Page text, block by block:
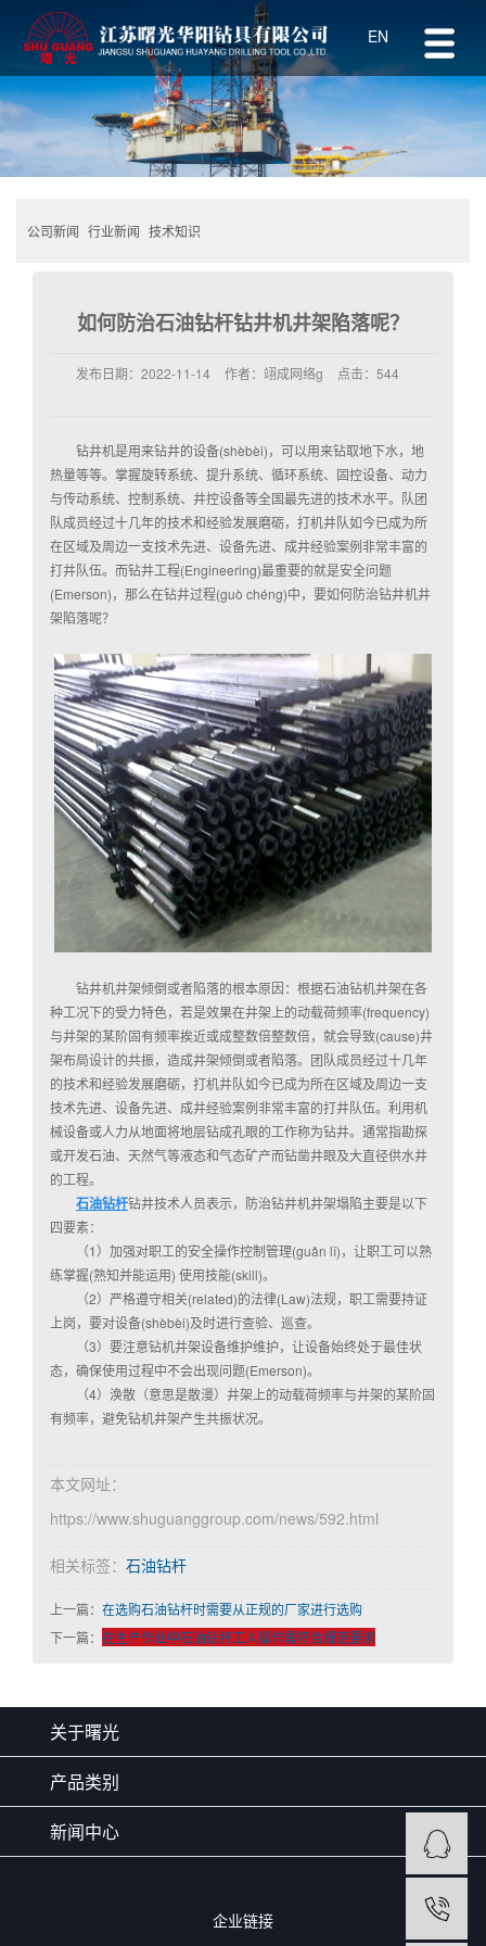
EN
公司新闻 行业新闻 技术知识
如何防治石油钻杆钻井机井架陷落呢？
发布日期： 2022-11-14 作者： 翊成网络g 点击： 544
钻井机是用来钻井的设备(shèbèi)，可以用来钻取地下水，地
热量等等。掌握旋转系统、提升系统、循环系统、固控设备、动力
与传动系统、控制系统、井控设备等全国最先进的技术水平。队团
队成员经过十几年的技术和经验发展磨砺，打机井队如今已成为所
在区域及周边一支技术先进、设备先进、成井经验案例非常丰富的
打井队伍。而钻井工程(Engineering)最重要的就是安全问题
(Emerson)，那么在钻井过程(guò chéng)中，要如何防治钻井机井
架陷落呢？
钻井机井架倾倒或者陷落的根本原因：根据石油钻机井架在各
种工况下的受力特色，若是效果在井架上的动载荷频率(frequency)
与井架的某阶固有频率挨近或成整数倍整数倍，就会导致(cause)井
架布局设计的共振，造成井架倾倒或者陷落。团队成员经过十几年
的技术和经验发展磨砺，打机井队如今已成为所在区域及周边一支
技术先进、设备先进、成井经验案例非常丰富的打井队伍。利用机
械设备或人力从地面将地层钻成孔眼的工作称为钻井。通常指勘探
或开发石油、天然气等液态和气态矿产而钻凿井眼及大直径供水井
的工程。
石油钻杆钻井技术人员表示，防治钻井机井架塌陷主要是以下
四要素：
（1）加强对职工的安全操作控制管理(guǎn lǐ)，让职工可以熟
练掌握(熟知并能运用) 使用技能(skill)。
（2）严格遵守相关(related)的法律(Law)法规，职工需要持证
上岗，要对设备(shèbèi)及时进行查验、巡查。
（3）要注意钻机井架设备维护维护，让设备始终处于最佳状
态，确保使用过程中不会出现问题(Emerson)。
（4）涣散（意思是散漫）井架上的动载荷频率与井架的某阶固
有频率，避免钻机井架产生共振状况。
本文网址：
https://www.shuguanggroup.com/news/592.html
相关标签： 石油钻杆
上一篇： 在选购石油钻杆时需要从正规的厂家进行选购
下一篇： 在生产作业中石油钻杆工人操作需符合规范要求
关于曙光
产品类别
新闻中心
企业链接